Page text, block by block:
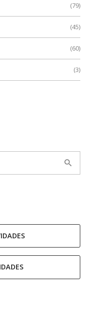
(79)
(45)
(60)
(3)